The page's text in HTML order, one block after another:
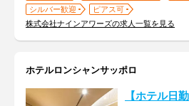
シルバー歓迎
ピアス可
株式会社ナインアワーズの求人一覧を見る
ホテルロンシャンサッポロ
【ホテル日